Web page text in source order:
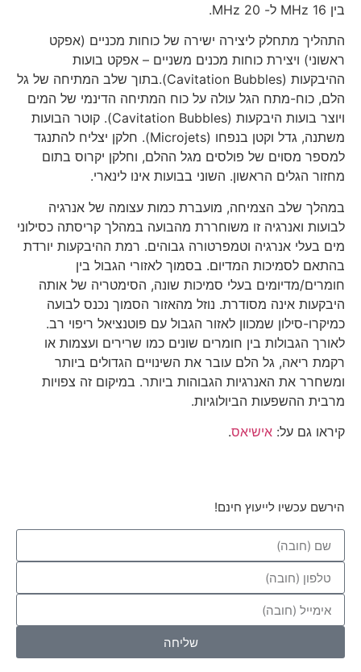
בין 16 MHz ל- 20 MHz.
התהליך מתחלק ליצירה ישירה של כוחות מכניים (אפקט
ראשוני) ויצירת כוחות מכנים משניים – אפקט בועות
ההיבקעות (Cavitation Bubbles).בתוך שלב המתיחה של גל
הלם, כוח-מתח הגל עולה על כוח המתיחה הדינמי של המים
ויוצר בועות היבקעות (Cavitation Bubbles). קוטר הבועות
משתנה, גדל וקטן בנפחו (Microjets). חלקן יצליח להתנגד
למספר מסוים של פולסים מגל ההלם, וחלקן יקרוס בתום
מחזור הגלים הראשון. השוני בבועות אינו לינארי.
במהלך שלב הצמיחה, מועברת כמות עצומה של אנרגיה
לבועות ואנרגיה זו משוחררת מהבועה במהלך קריסתה כסילוני
מים בעלי אנרגיה וטמפרטורה גבוהים. רמת ההיבקעות יורדת
בהתאם לסמיכות המדיום. בסמוך לאזורי הגבול בין
חומרים/מדיומים בעלי סמיכות שונה, הסימטריה של אותה
היבקעות אינה מסודרת. נוזל מהאזור הסמוך נכנס לבועה
כמיקרו-סילון שמכוון לאזור הגבול עם פוטנציאל ריפוי רב.
לאורך הגבולות בין חומרים שונים כמו שרירים ועצמות או
רקמת ריאה, גל הלם עובר את השינויים הגדולים ביותר
ומשחרר את האנרגיות הגבוהות ביותר. במיקום זה צפויות
מרבית ההשפעות הביולוגיות.
קיראו גם על: אישיאס.
הירשם עכשיו לייעוץ חינם!
שליחה